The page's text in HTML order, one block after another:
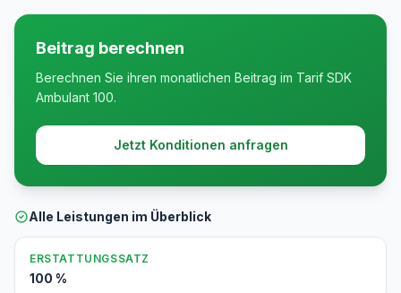
Beitrag berechnen
Berechnen Sie ihren monatlichen Beitrag im Tarif SDK
Ambulant 100.
Jetzt Konditionen anfragen
Alle Leistungen im Überblick
ERSTATTUNGSSATZ
100 %